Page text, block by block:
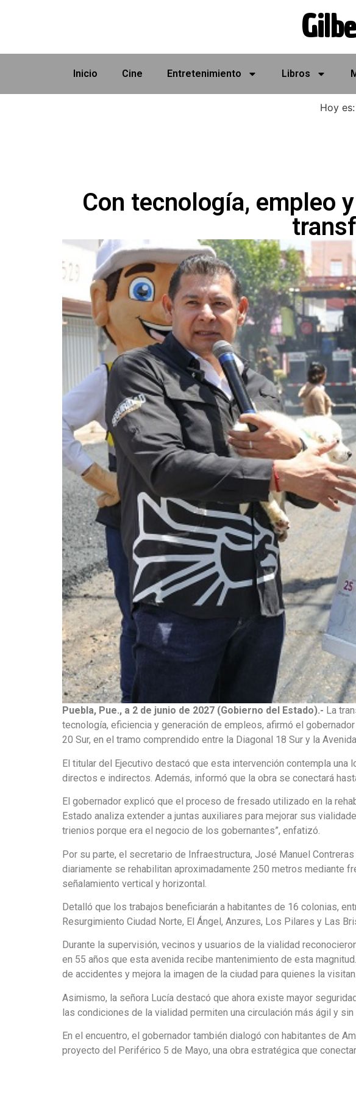
Inicio Cine Entretenimiento Libros
Hoy es:
Con tecnología, empleo
Puebla, Pue., a 2 de junio de 2027 (Gobierno del Estado).- La
tecnología, eficiencia y generación de empleos, afirmó el
20 Sur, en el tramo comprendido entre la Diagonal 18 Sur y la
El titular del Ejecutivo destacó que esta intervención contempla
directos e indirectos. Además, informó que la obra se conectará
El gobernador explicó que el proceso de fresado utilizado en la
Estado analiza extender a juntas auxiliares para mejorar sus
trienios porque era el negocio de los gobernantes”, enfatizó.
Por su parte, el secretario de Infraestructura, José Manuel
diariamente se rehabilitan aproximadamente 250 metros mediante
señalamiento vertical y horizontal.
Detalló que los trabajos beneficiarán a habitantes de 16 colonias,
Resurgimiento Ciudad Norte, El Ángel, Anzures, Los Pilares y Las
Durante la supervisión, vecinos y usuarios de la vialidad
en 55 años que esta avenida recibe mantenimiento de esta
de accidentes y mejora la imagen de la ciudad para quienes la visitan.
Asimismo, la señora Lucía destacó que ahora existe mayor
las condiciones de la vialidad permiten una circulación más ágil y
En el encuentro, el gobernador también dialogó con habitantes de
proyecto del Periférico 5 de Mayo, una obra estratégica que